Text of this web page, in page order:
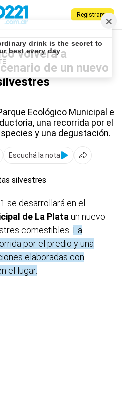
Registrarse
Ecológico
volverá a
de un nuevo
Ecológico Municipal e
una recorrida por el
y una degustación.
Escuchá la nota
se desarrollará en el
de La Plata un nuevo
comestibles. La
por el predio y una
elaboradas con
el lugar.